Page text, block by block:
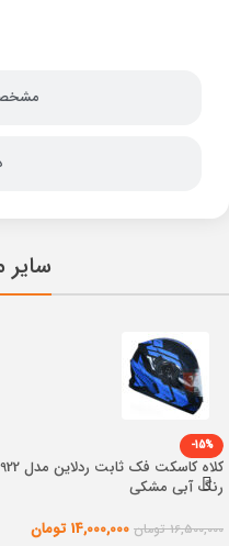
-15%
کلاه کاسکت فک ثابت ردلاین مدل 922
رنگ آبی مشکی
16,500,000 تومان 14,000,000 تومان